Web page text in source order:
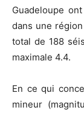
Guadeloupe
dans une
total de 188
maximale 4.4.
En ce qui
mineur